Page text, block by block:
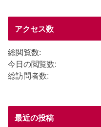
o
アクセス数
総閲覧数:
今日の閲覧数:
総訪問者数:
最近の投稿